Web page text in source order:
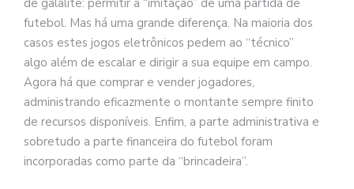
futebol. Mas há uma grande diferença. Na maioria dos
casos estes jogos eletrônicos pedem ao “técnico”
algo além de escalar e dirigir a sua equipe em campo.
Agora há que comprar e vender jogadores,
administrando eficazmente o montante sempre finito
de recursos disponíveis. Enfim, a parte administrativa e
sobretudo a parte financeira do futebol foram
incorporadas como parte da “brincadeira”.